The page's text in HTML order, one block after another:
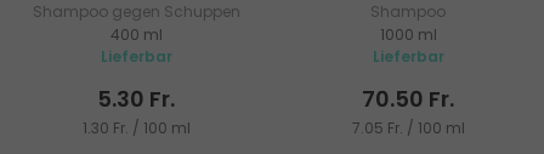
Shampoo gegen Schuppen
mit blumig-fruchtigem Duft
400 ml
Lieferbar
5.30 Fr.
1.30 Fr. / 100 ml
Shampoo
1000 ml
Lieferbar
70.50 Fr.
7.05 Fr. / 100 ml